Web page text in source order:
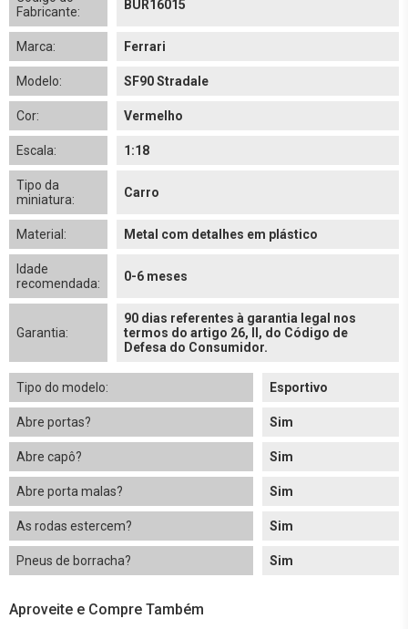
Fabricante:
BUR16015
Marca: Ferrari
Modelo: SF90 Stradale
Cor: Vermelho
Escala: 1:18
Tipo da
miniatura:
Carro
Material: Metal com detalhes em plástico
Idade
recomendada:
0-6 meses
Garantia:
90 dias referentes à garantia legal nos
termos do artigo 26, II, do Código de
Defesa do Consumidor.
Tipo do modelo: Esportivo
Abre portas? Sim
Abre capô? Sim
Abre porta malas? Sim
As rodas estercem? Sim
Pneus de borracha? Sim
Aproveite e Compre Também